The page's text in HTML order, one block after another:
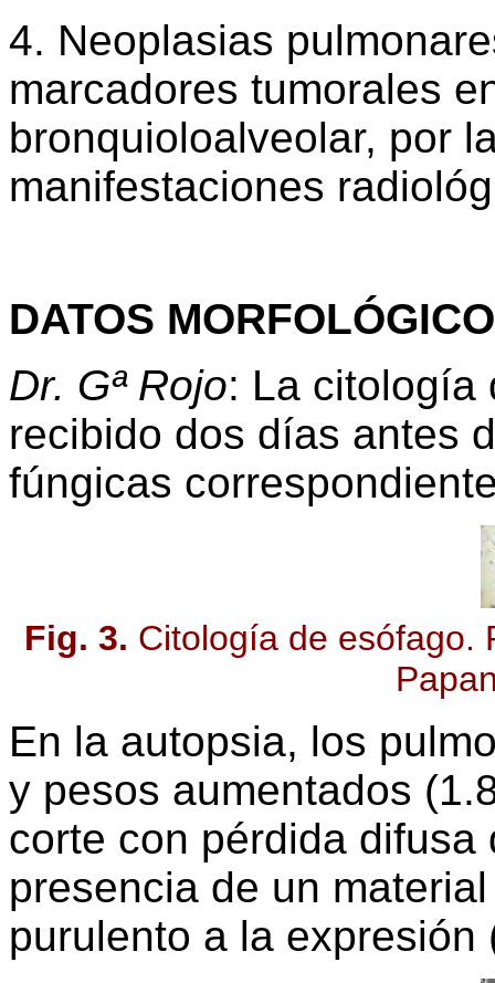
4. Neoplasias
marcadores tumorales
bronquioloalveolar, por
manifestaciones
DATOS
Dr. Gª Rojo: La citología
recibido dos días antes
fúngicas
Fig. 3. Citología de esófago.
En la autopsia, los
y pesos aumentados
corte con pérdida
presencia de un
purulento a la expresión